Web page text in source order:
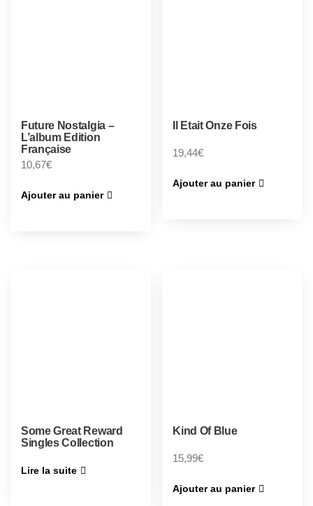
Future Nostalgia –
L’album Edition
Française
10,67€
Ajouter au panier
Il Etait Onze Fois
19,44€
Ajouter au panier
Some Great Reward
Singles Collection
Lire la suite
Kind Of Blue
15,99€
Ajouter au panier